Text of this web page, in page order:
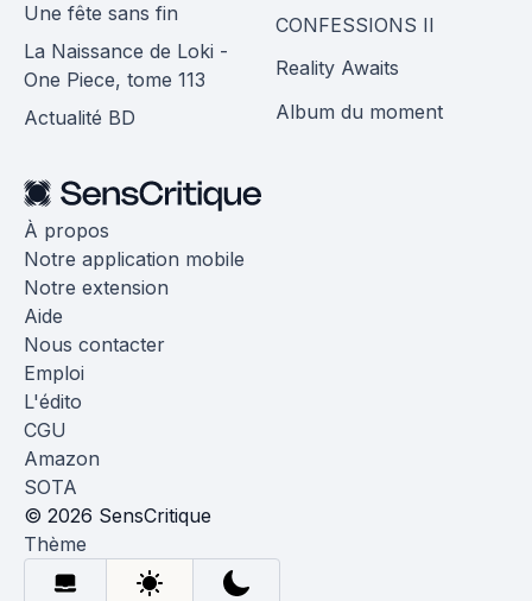
Une fête sans fin
La Naissance de Loki -
One Piece, tome 113
Actualité BD
CONFESSIONS II
Reality Awaits
Album du moment
À propos
Notre application mobile
Notre extension
Aide
Nous contacter
Emploi
L'édito
CGU
Amazon
SOTA
© 2026 SensCritique
Thème